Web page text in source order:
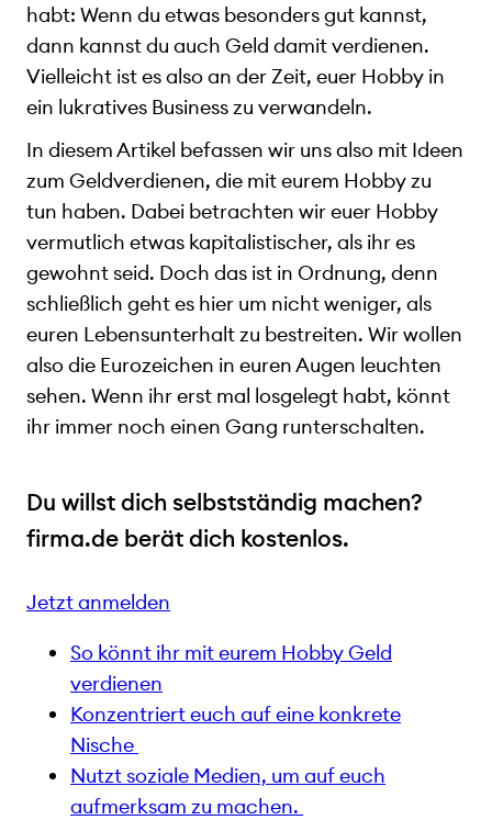
habt: Wenn du etwas besonders gut kannst,
dann kannst du auch Geld damit verdienen.
Vielleicht ist es also an der Zeit, euer Hobby in
ein lukratives Business zu verwandeln.
In diesem Artikel befassen wir uns also mit Ideen
zum Geldverdienen, die mit eurem Hobby zu
tun haben. Dabei betrachten wir euer Hobby
vermutlich etwas kapitalistischer, als ihr es
gewohnt seid. Doch das ist in Ordnung, denn
schließlich geht es hier um nicht weniger, als
euren Lebensunterhalt zu bestreiten. Wir wollen
also die Eurozeichen in euren Augen leuchten
sehen. Wenn ihr erst mal losgelegt habt, könnt
ihr immer noch einen Gang runterschalten.
Du willst dich selbstständig machen?
firma.de berät dich kostenlos.
Jetzt anmelden
So könnt ihr mit eurem Hobby Geld
verdienen
Konzentriert euch auf eine konkrete
Nische
Nutzt soziale Medien, um auf euch
aufmerksam zu machen.